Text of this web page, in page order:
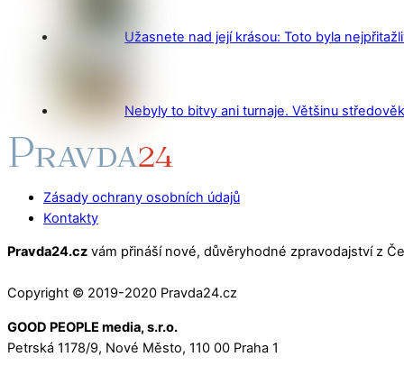
Užasnete nad její krásou: Toto byla
Nebyly to bitvy ani turnaje. Většinu
Zásady ochrany osobních údajů
Kontakty
Pravda24.cz vám přináší nové, důvěryhodné zpravodajství z
Copyright © 2019-2020 Pravda24.cz
GOOD PEOPLE media, s.r.o.
Petrská 1178/9, Nové Město, 110 00 Praha 1